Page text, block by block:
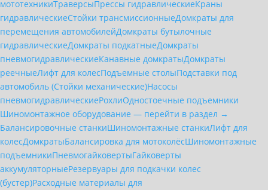
мототехникиТраверсыПрессы гидравлическиеКраны
гидравлическиеСтойки трансмиссионныеДомкраты для
перемещения автомобилейДомкраты бутылочные
гидравлическиеДомкраты подкатныеДомкраты
пневмогидравлическиеКанавные домкратыДомкраты
реечныеЛифт для колесПодъемные столыПодставки под
автомобиль (Стойки механические)Насосы
пневмогидравлическиеРохлиОдностоечные подъемники
Шиномонтажное оборудование — перейти в раздел →
Балансировочные станкиШиномонтажные станкиЛифт для
колесДомкратыБалансировка для мотоколёсШиномонтажные
подъемникиПневмогайковертыГайковерты
аккумуляторныеРезервуары для подкачки колес
(бустер)Расходные материалы для